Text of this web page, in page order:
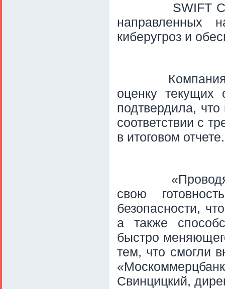
SWIFT
направленных
киберугроз и
оценку текущих
подтвердила,
соответствии с
в итоговом отчете.
свою
безопасности,
а также
быстро
тем, что смогли
Свинцицкий,